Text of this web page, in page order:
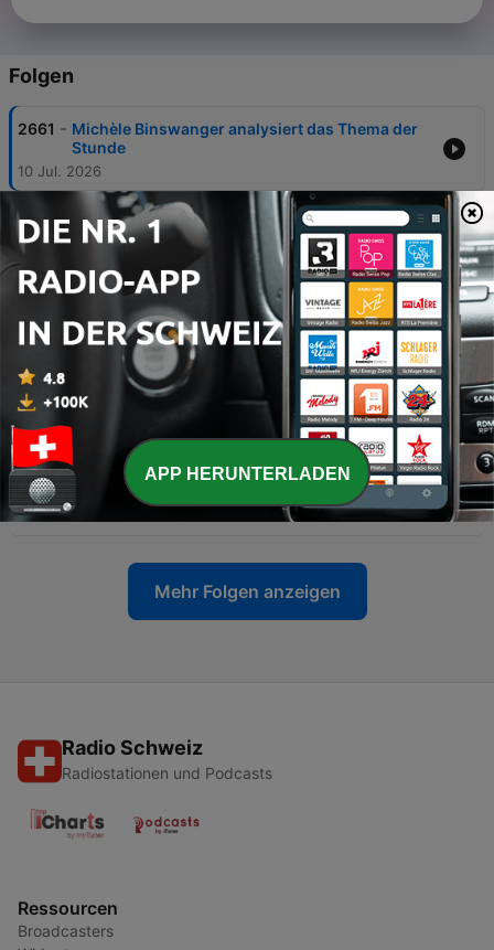
Folgen
2661 - Michèle Binswanger analysiert das Thema der
Stunde
10 Jul. 2026
2660 -
Matthias Ackeret analysiert das Thema der
Stunde.
09 Jul. 2026
-
Roger Schawinski analysiert das Thema der
Stunde.
08 Jul. 2026
2658 -
Elmar Ledergerber analysiert das Thema der
Stunde.
07 Jul. 2026
2657 - Markus Diem Meier analysiert das Thema der
Stunde.
06 Jul. 2026
Mehr Folgen anzeigen
Radio Schweiz
Radiostationen und Podcasts
Ressourcen
Broadcasters
APP HERUNTERLADEN